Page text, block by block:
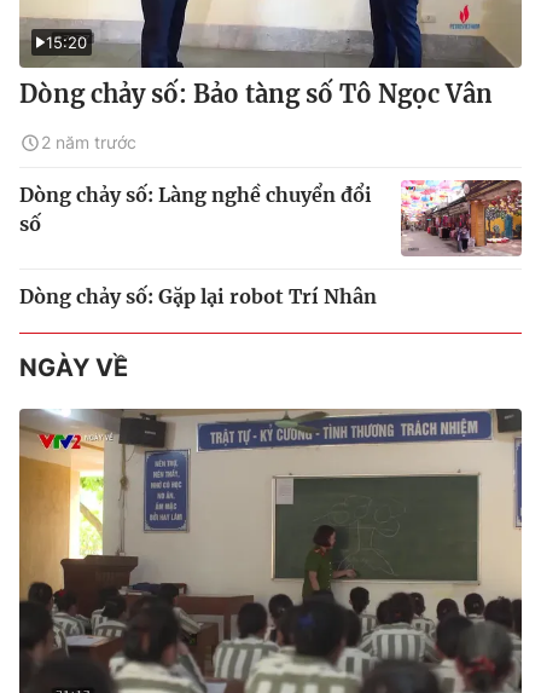
15:20
Dòng chảy số: Bảo tàng số Tô Ngọc Vân
2 năm trước
Dòng chảy số: Làng nghề chuyển đổi
số
Dòng chảy số: Gặp lại robot Trí Nhân
NGÀY VỀ